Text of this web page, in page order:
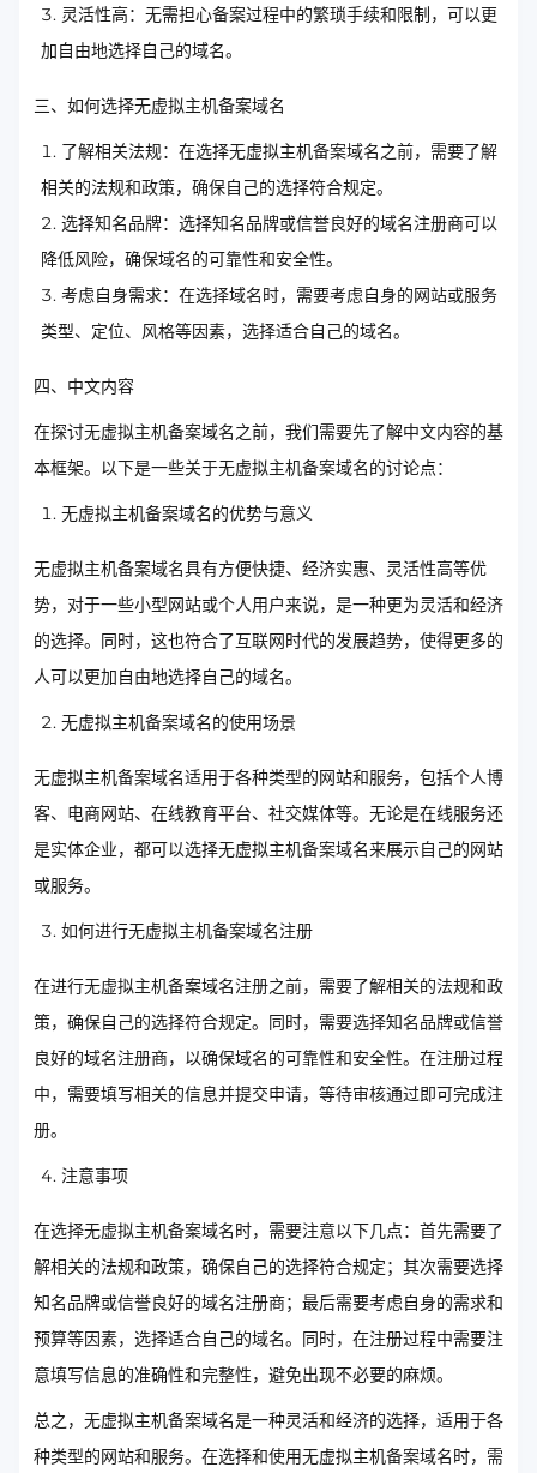
灵活性高：无需担心备案过程中的繁琐手续和限制，可以更
加自由地选择自己的域名。
三、如何选择无虚拟主机备案域名
了解相关法规：在选择无虚拟主机备案域名之前，需要了解
相关的法规和政策，确保自己的选择符合规定。
选择知名品牌：选择知名品牌或信誉良好的域名注册商可以
降低风险，确保域名的可靠性和安全性。
考虑自身需求：在选择域名时，需要考虑自身的网站或服务
类型、定位、风格等因素，选择适合自己的域名。
四、中文内容
在探讨无虚拟主机备案域名之前，我们需要先了解中文内容的基
本框架。以下是一些关于无虚拟主机备案域名的讨论点：
无虚拟主机备案域名的优势与意义
无虚拟主机备案域名具有方便快捷、经济实惠、灵活性高等优
势，对于一些小型网站或个人用户来说，是一种更为灵活和经济
的选择。同时，这也符合了互联网时代的发展趋势，使得更多的
人可以更加自由地选择自己的域名。
无虚拟主机备案域名的使用场景
无虚拟主机备案域名适用于各种类型的网站和服务，包括个人博
客、电商网站、在线教育平台、社交媒体等。无论是在线服务还
是实体企业，都可以选择无虚拟主机备案域名来展示自己的网站
或服务。
如何进行无虚拟主机备案域名注册
在进行无虚拟主机备案域名注册之前，需要了解相关的法规和政
策，确保自己的选择符合规定。同时，需要选择知名品牌或信誉
良好的域名注册商，以确保域名的可靠性和安全性。在注册过程
中，需要填写相关的信息并提交申请，等待审核通过即可完成注
册。
注意事项
在选择无虚拟主机备案域名时，需要注意以下几点：首先需要了
解相关的法规和政策，确保自己的选择符合规定；其次需要选择
知名品牌或信誉良好的域名注册商；最后需要考虑自身的需求和
预算等因素，选择适合自己的域名。同时，在注册过程中需要注
意填写信息的准确性和完整性，避免出现不必要的麻烦。
总之，无虚拟主机备案域名是一种灵活和经济的选择，适用于各
种类型的网站和服务。在选择和使用无虚拟主机备案域名时，需